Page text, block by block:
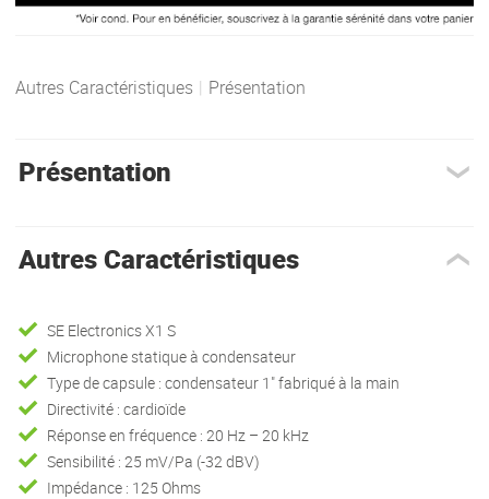
Autres Caractéristiques | Présentation
Présentation
Autres Caractéristiques
SE Electronics X1 S
Microphone statique à condensateur
Type de capsule : condensateur 1" fabriqué à la main
Directivité : cardioïde
Réponse en fréquence : 20 Hz – 20 kHz
Sensibilité : 25 mV/Pa (-32 dBV)
Impédance : 125 Ohms